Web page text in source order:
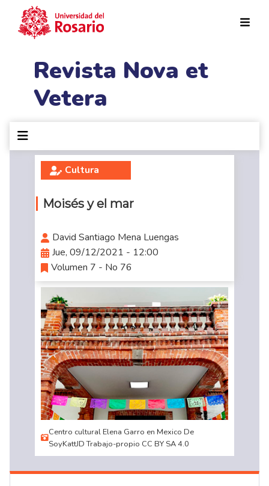
Revista Nova et
Vetera
Cultura
Moisés y el mar
David Santiago Mena Luengas
Jue, 09/12/2021 - 12:00
Volumen 7 - No 76
Centro cultural Elena Garro en Mexico De
SoyKattJD Trabajo-propio CC BY SA 4.0